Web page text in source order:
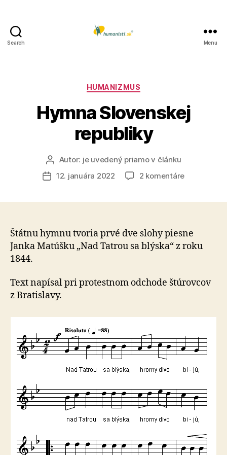
Search Menu
Kategórie
HUMANIZMUS
Hymna Slovenskej
republiky
Autor
článku
Autor: je uvedený priamo v článku
Dátum
12. januára 2022 2 komentárena
Štátnu hymnu tvoria prvé dve slohy piesne
Janka Matúšku „Nad Tatrou sa blýska“ z roku
1844.
Text napísal pri protestnom odchode štúrovcov
z Bratislavy.